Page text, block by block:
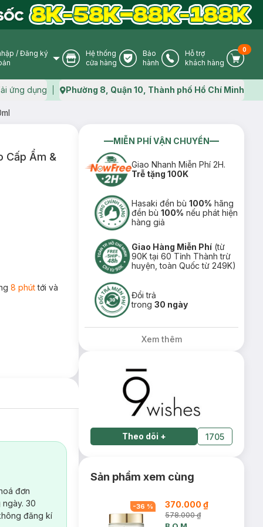
User Icon
/ Đăng ký
Store Icon
Hệ thống
cửa hàng
Warranty Icon
Bảo
hành
Phone Icon
Hỗ trợ
khách hàng
Cart
0
ứng dụng Map icon
Phường 8, Quận 10, Thành phố Hồ Chí Minh
Cấp Ẩm &
8 phúttới và
đơn
30
đăng kí
MIỄN PHÍ VẬN CHUYỂN
Giao Nhanh Miễn Phí 2H.
Trễ tặng 100K
Hasaki đền bù100% hãng
đền bù100% nếu phát hiện
hàng giả
Giao Hàng Miễn Phí (từ
90K tại 60 Tỉnh Thành trừ
huyện, toàn Quốc từ 249K)
Đổi trả
trong30 ngày
Xem thêm
Theo dõi + 1705
Sản phẩm xem cùng
-36 % 370.000 ₫
578.000 ₫